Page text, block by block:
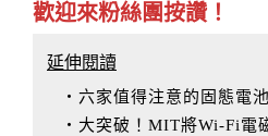
歡迎來粉絲團按讚！
延伸閱讀
‧六家值得注意的固態電
‧大突破！MIT將Wi-Fi電